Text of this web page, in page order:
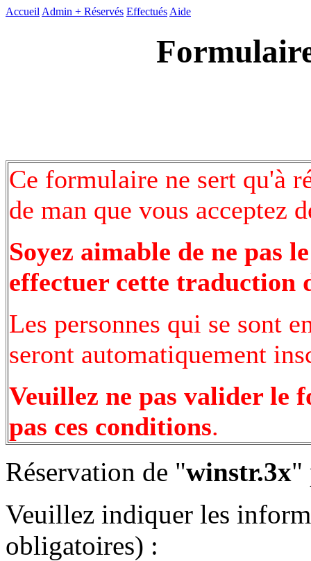
Accueil Admin + Réservés Effectués Aide
Ce formulaire ne sert qu'à
de man que vous acceptez
Soyez aimable de ne pas
effectuer cette traduction
Les personnes qui se sont
seront automatiquement
Veuillez ne pas valider le
pas ces conditions.
Réservation de "winstr.3x"
Veuillez indiquer les
obligatoires) :